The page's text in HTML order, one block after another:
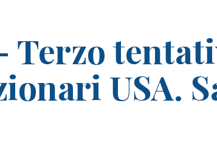
Terzo
USA.